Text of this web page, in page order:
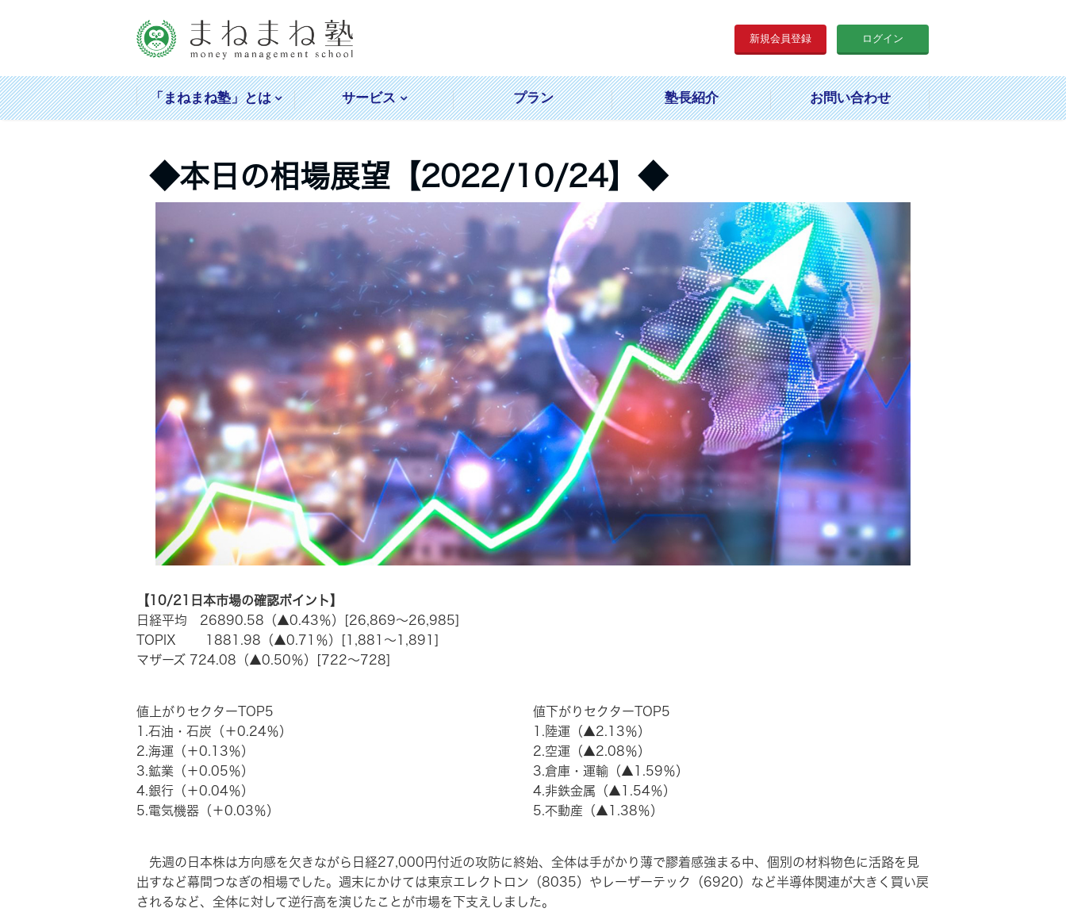
新規会員登録 ログイン
「まねまね塾」とは サービス プラン 塾長紹介 お問い合わせ
◆本日の相場展望【2022/10/24】◆
【10/21日本市場の確認ポイント】
日経平均 26890.58（▲0.43％）[26,869～26,985]
TOPIX 1881.98（▲0.71％）[1,881～1,891]
マザーズ 724.08（▲0.50％）[722～728]
値上がりセクターTOP5
1.石油・石炭（＋0.24％）
2.海運（＋0.13％）
3.鉱業（＋0.05％）
4.銀行（＋0.04％）
5.電気機器（＋0.03％）
値下がりセクターTOP5
1.陸運（▲2.13％）
2.空運（▲2.08％）
3.倉庫・運輸（▲1.59％）
4.非鉄金属（▲1.54％）
5.不動産（▲1.38％）
先週の日本株は方向感を欠きながら日経27,000円付近の攻防に終始、全体は手がかり薄で膠着感強まる中、個別の材料物色に活路を見
出すなど幕間つなぎの相場でした。週末にかけては東京エレクトロン（8035）やレーザーテック（6920）など半導体関連が大きく買い戻
されるなど、全体に対して逆行高を演じたことが市場を下支えしました。